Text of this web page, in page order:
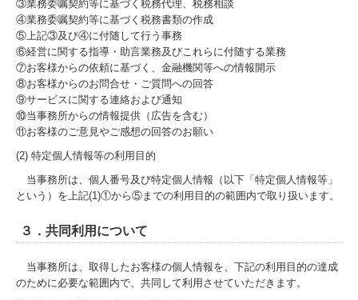
消費税関係
源泉所得税関係
アクセス
③業務委嘱契約等に基づく税務代理、税務相談
④業務委嘱契約等に基づく税務書類の作成
⑤上記③及び④に付随して行う事務
⑥経営に関する指導・助言業務及びこれらに付随する業務
⑦お客様からの依頼に基づく、金融機関等への情報開示
⑧お客様からのお問合せ・ご質問への回答
⑨サービスに関する連絡および通知
⑩当事務所からの情報提供（広告を含む）
⑪お客様のご意見やご感想の回答のお願い
(2) 特定個人情報等の利用目的
当事務所は、個人番号及び特定個人情報（以下「特定個人情報等」
という）を上記(1)①から⑤までの利用目的の範囲内で取り扱います。
３．共同利用について
当事務所は、取得したお客様の個人情報を、下記の利用目的の達成
のために必要な範囲内で、共同して利用させていただきます。